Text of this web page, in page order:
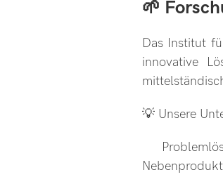
🌱
Das Institut
innovative
💡 Unsere